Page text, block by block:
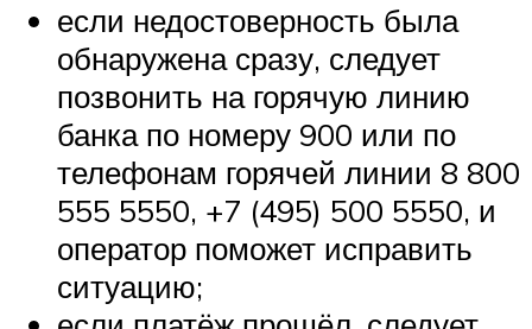
если недостоверность была
обнаружена сразу, следует
позвонить на горячую линию
банка по номеру 900 или по
телефонам горячей линии 8 800
555 5550, +7 (495) 500 5550, и
оператор поможет исправить
ситуацию;